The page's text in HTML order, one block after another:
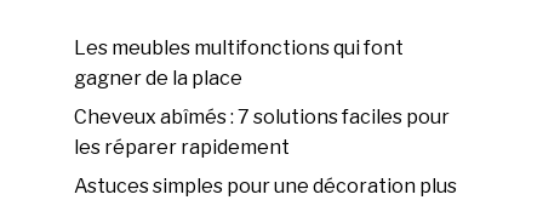
Les meubles multifonctions qui font
gagner de la place
Cheveux abîmés : 7 solutions faciles pour
les réparer rapidement
Astuces simples pour une décoration plus